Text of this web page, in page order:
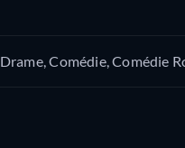
Drame, Comédie, Comédie